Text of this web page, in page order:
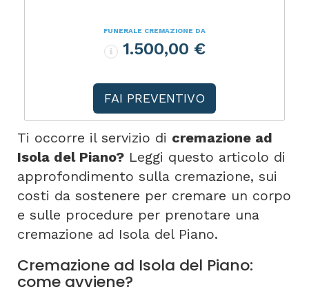
FUNERALE CREMAZIONE DA
1.500,00 €
FAI PREVENTIVO
Ti occorre il servizio di cremazione ad
Isola del Piano? Leggi questo articolo di
approfondimento sulla cremazione, sui
costi da sostenere per cremare un corpo
e sulle procedure per prenotare una
cremazione ad Isola del Piano.
Cremazione ad Isola del Piano:
come avviene?